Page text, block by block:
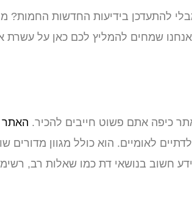
להתעדכן בידיעות החדשות
שמחים להמליץ לכם כאן על עשרת
כיפה אתם פשוט חייבים להכיר. האתר
לאומיים. הוא כולל מגוון מדורים
חשוב בנושאי דת כמו שאלות רב,